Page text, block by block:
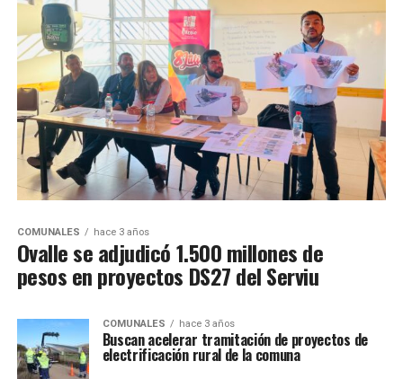
COMUNALES hace 3 años
Ovalle se adjudicó 1.500 millones de
pesos en proyectos DS27 del Serviu
COMUNALES hace 3 años
Buscan acelerar tramitación de proyectos de
electrificación rural de la comuna